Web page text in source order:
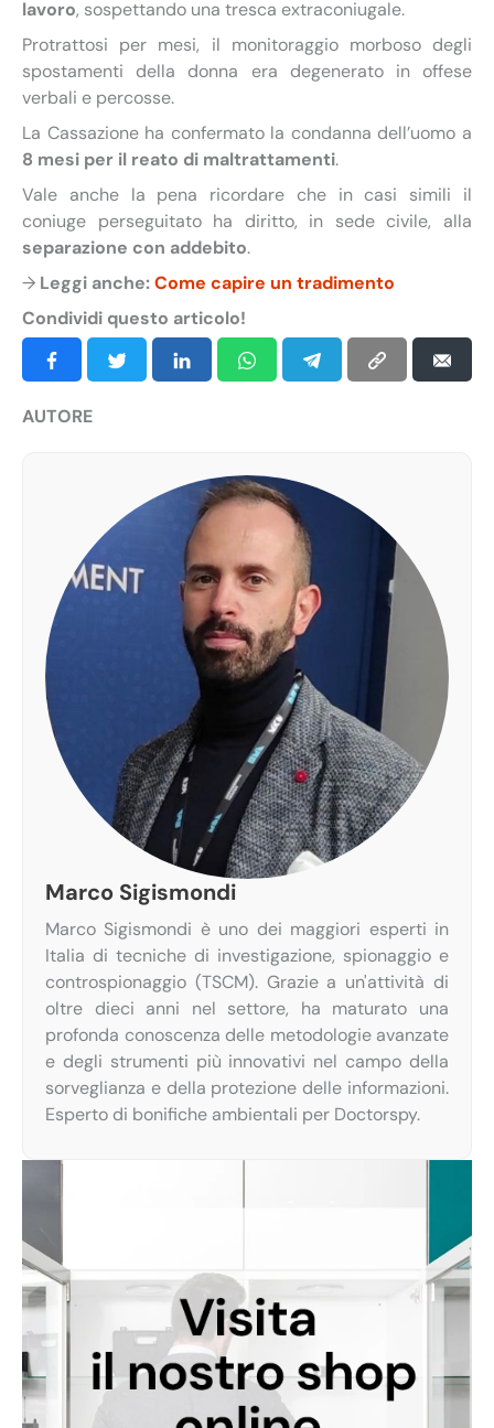
lavoro, sospettando una tresca extraconiugale.
Protrattosi per mesi, il monitoraggio morboso degli
spostamenti della donna era degenerato in offese
verbali e percosse.
La Cassazione ha confermato la condanna dell’uomo a
8 mesi per il reato di maltrattamenti.
Vale anche la pena ricordare che in casi simili il
coniuge perseguitato ha diritto, in sede civile, alla
separazione con addebito.
→ Leggi anche:Come capire un tradimento
Condividi questo articolo!
AUTORE
Marco Sigismondi
Marco Sigismondi è uno dei maggiori esperti in
Italia di tecniche di investigazione, spionaggio e
controspionaggio (TSCM). Grazie a un'attività di
oltre dieci anni nel settore, ha maturato una
profonda conoscenza delle metodologie avanzate
e degli strumenti più innovativi nel campo della
sorveglianza e della protezione delle informazioni.
Esperto di bonifiche ambientali per Doctorspy.